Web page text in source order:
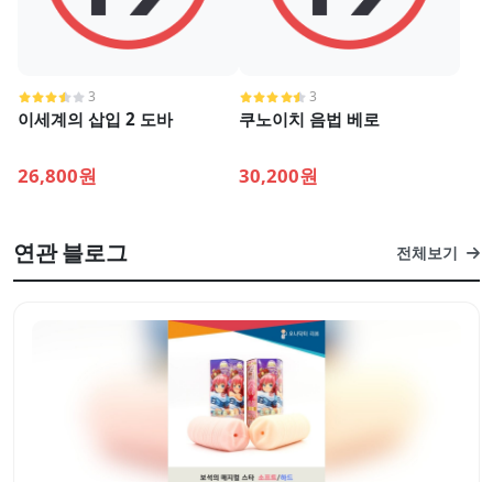
3
이세계의 삽입 2 도바
26,800원
3
쿠노이치 음법 베로
30,200원
연관 블로그 전체보기